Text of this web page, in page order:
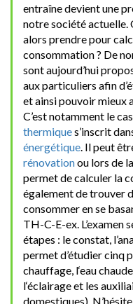
entraîne devient une
notre société actuelle.
alors prendre pour
consommation ? De
sont aujourd’hui
aux particuliers afin
et ainsi pouvoir mieux
C’est notamment le cas
thermiques’inscrit
énergétique. Il peut
rénovationou lors de
permet de calculer la
également de trouver
consommer en se
TH-C-E-ex. L’examen
étapes : le constat,
permet d’étudier cinq
chauffage, l‘eau
l‘éclairage et les
domestiques).